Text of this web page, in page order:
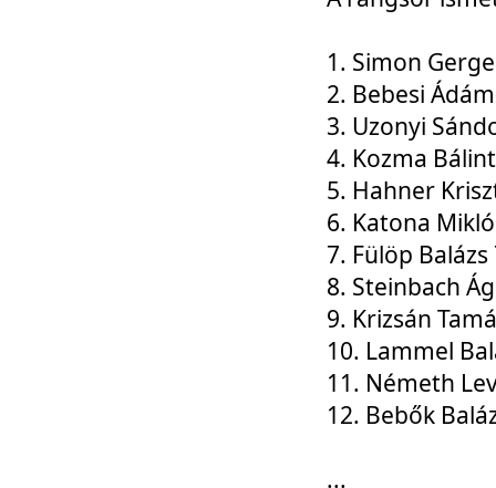
1. Simon
2. Bebesi
3. Uzonyi
4. Kozma
5. Hahner
6. Katona
7. Fülöp
8. Steinbach
9. Krizsán
10. Lammel
11. Németh
12. Bebők
...